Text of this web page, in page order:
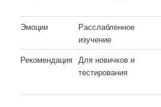
Эмоции
Расслабленное
изучение
Рекомендация Для новичков и
тестирования